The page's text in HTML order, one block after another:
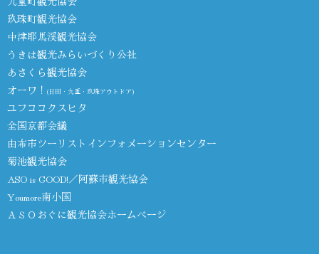
玖珠町観光協会
中津耶馬渓観光協会
うきは観光みらいづくり公社
あさくら観光協会
オーワ！ (日田・九重・玖珠アウトドア)
ユフココクスヒタ
全国京都会議
由布市ツーリストインフォメーションセンター
菊池観光協会
ASO is GOOD!／阿蘇市観光協会
Youmore南小国
ＡＳＯおぐに観光協会ホームページ